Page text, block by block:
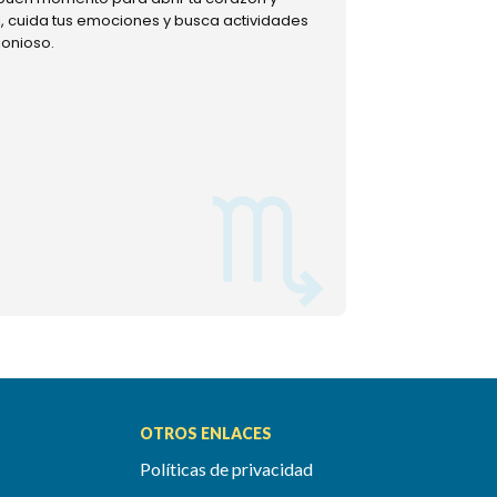
cuida tus emociones y busca actividades
OTROS ENLACES
Políticas de privacidad